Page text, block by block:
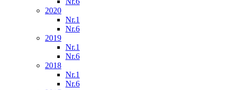
2020
Nr.1
Nr.6
2019
Nr.1
Nr.6
2018
Nr.1
Nr.6